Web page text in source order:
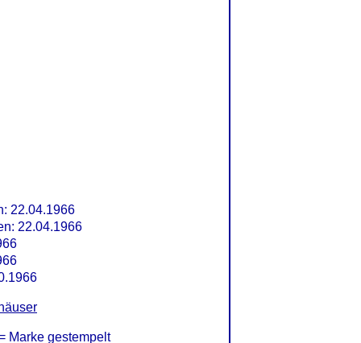
22.04.1966
22.04.1966
Marke gestempelt